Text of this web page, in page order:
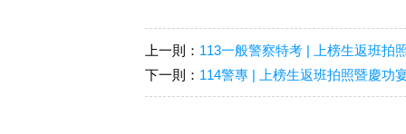
上一則： 113一般警察特考 | 上榜生返班拍
下一則： 114警專 | 上榜生返班拍照暨慶功